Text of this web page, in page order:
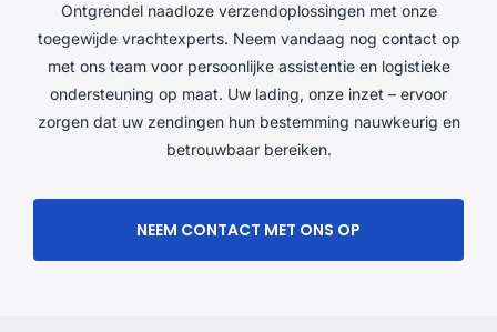
Ontgrendel naadloze verzendoplossingen met onze
toegewijde vrachtexperts. Neem vandaag nog contact op
met ons team voor persoonlijke assistentie en logistieke
ondersteuning op maat. Uw lading, onze inzet – ervoor
zorgen dat uw zendingen hun bestemming nauwkeurig en
betrouwbaar bereiken.
NEEM CONTACT MET ONS OP